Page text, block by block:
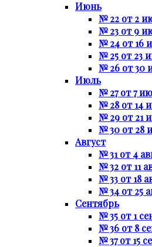
Июнь
№ 22 от 2
№ 23 от 9
№ 24 от 16
№ 25 от 23
№ 26 от 30
Июль
№ 27 от 7
№ 28 от 14
№ 29 от 21
№ 30 от 28
Август
№ 31 от 4
№ 32 от 11
№ 33 от 18
№ 34 от 25
Сентябрь
№ 35 от 1
№ 36 от 8
№ 37 от 15